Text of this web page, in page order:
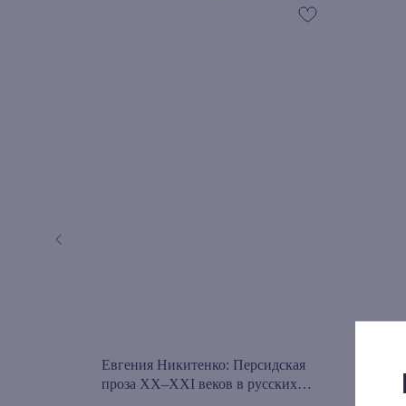
Евгения Никитенко: Персидская
проза XX–XXI веков в русских